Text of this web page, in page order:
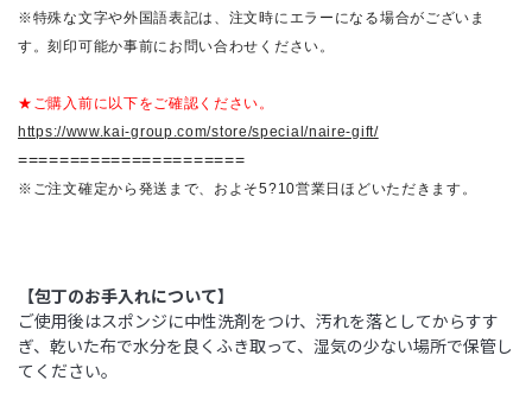
※特殊な文字や外国語表記は、注文時にエラーになる場合がございま
す。刻印可能か事前にお問い合わせください。
★ご購入前に以下をご確認ください。
https://www.kai-group.com/store/special/naire-gift/
======================
※ご注文確定から発送まで、およそ5?10営業日ほどいただきます。
【包丁のお手入れについて】
ご使用後はスポンジに中性洗剤をつけ、汚れを落としてからすす
ぎ、乾いた布で水分を良くふき取って、湿気の少ない場所で保管し
てください。